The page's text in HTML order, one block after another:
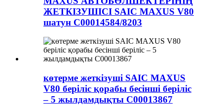
ЖЕТКІЗУШІСІ SAIC MAXUS V80
шатун C00014584/8203
көтерме жеткізуші SAIC MAXUS
V80 беріліс қорабы бесінші беріліс
– 5 жылдамдықты C00013867